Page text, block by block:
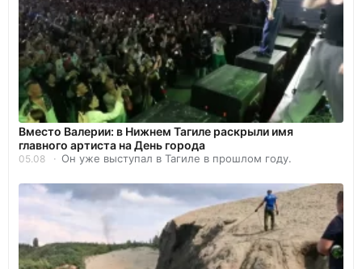
Вместо Валерии: в Нижнем Тагиле раскрыли имя
главного артиста на День города
05.08 Он уже выступал в Тагиле в прошлом году.